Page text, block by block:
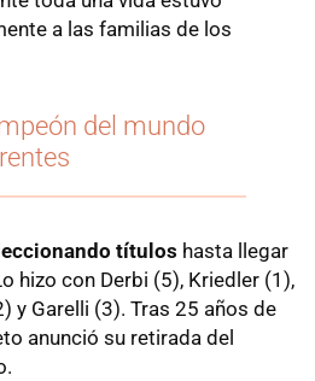
a las familias de los
del mundo
títulos hasta llegar
hizo con Derbi (5), Kriedler (1),
y Garelli (3). Tras 25 años de
anunció su retirada del